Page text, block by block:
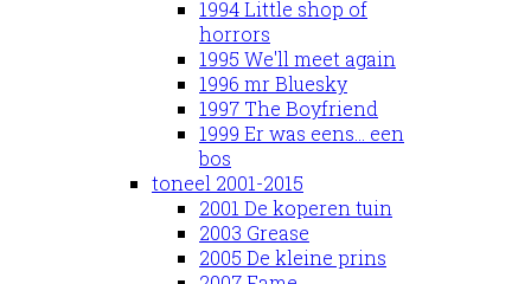
1994 Little shop of
horrors
1995 We'll meet again
1996 mr Bluesky
1997 The Boyfriend
1999 Er was eens... een
bos
toneel 2001-2015
2001 De koperen tuin
2003 Grease
2005 De kleine prins